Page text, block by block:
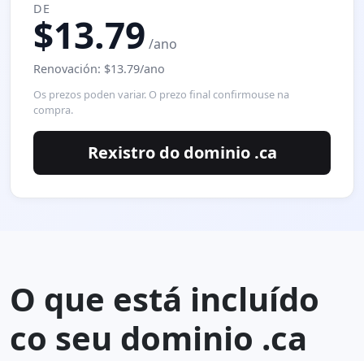
DE
$13.79 /ano
Renovación: $13.79/ano
Os prezos poden variar. O prezo final confirmouse na
compra.
Rexistro do dominio .ca
O que está incluído
co seu dominio .ca